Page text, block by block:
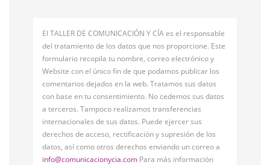
El TALLER DE COMUNICACIÓN Y CÍA es el responsable
del tratamiento de los datos que nos proporcione. Este
formulario recopila tu nombre, correo electrónico y
Website con el único fin de que podamos publicar los
comentarios dejados en la web. Tratamos sus datos
con base en tu consentimiento. No cedemos sus datos
a terceros. Tampoco realizamos transferencias
internacionales de sus datos. Puede ejercer sus
derechos de acceso, rectificación y supresión de los
datos, así como otros derechos enviando un correo a
info@comunicacionycia.com Para más información